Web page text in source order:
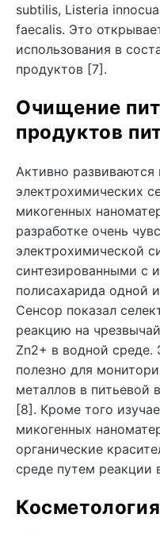
subtilis, Listeria
faecalis. Это
использования в
продуктов [7].
Очищение
продуктов
Активно
электрохимических
микогенных
разработке очень
электрохимической
синтезированными с
полисахарида одной
Сенсор показал
реакцию на
Zn2+ в водной
полезно для
металлов в питьевой
[8]. Кроме того
микогенных
органические
среде путем реакции
Косметология